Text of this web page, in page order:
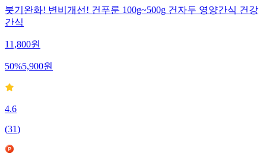
붓기완화! 변비개선! 건푸룬 100g~500g 건자두 영양간식 건강
간식
11,800원
50%5,900원
4.6
(31)